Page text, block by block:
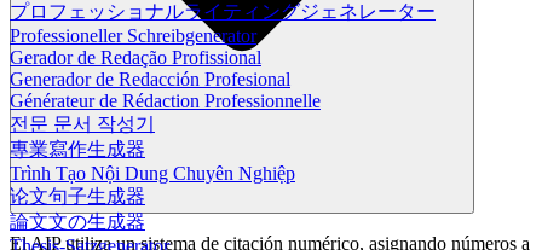
プロフェッショナルライティングジェネレーター
Professioneller Schreibgenerator
Gerador de Redação Profissional
Generador de Redacción Profesional
Générateur de Rédaction Professionnelle
전문 문서 작성기
專業寫作生成器
Trình Tạo Nội Dung Chuyên Nghiệp
论文句子生成器
論文文の生成器
Thesis-Satzgenerator
El AIP utiliza un sistema de citación numérico, asignando números a